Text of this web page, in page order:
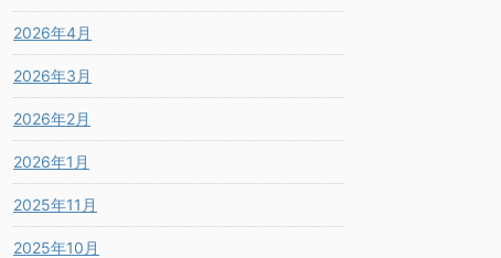
2026年4月
2026年3月
2026年2月
2026年1月
2025年11月
2025年10月